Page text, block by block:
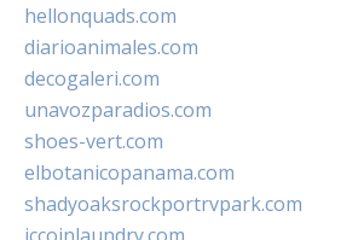
hellonquads.com
diarioanimales.com
decogaleri.com
unavozparadios.com
shoes-vert.com
elbotanicopanama.com
shadyoaksrockportrvpark.com